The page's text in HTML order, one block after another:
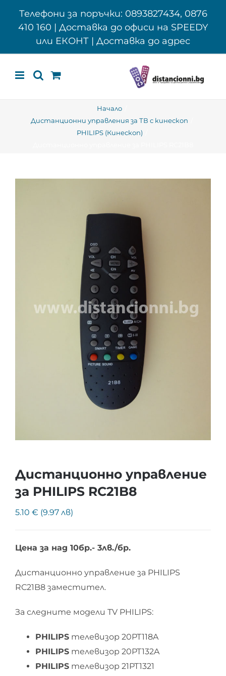
Телефони за поръчки: 0893827434, 0876
410 160 | Доставка до офиси на SPEEDY
или ЕКОНТ | Доставка до адрес
Начало
Дистанционни управления за ТВ с кинескоп
PHILIPS (Кинескоп)
Дистанционно управление
за PHILIPS RC21B8
5.10 € (9.97 лв)
Цена за над 10бр.- 3лв./бр.
Дистанционно управление за PHILIPS
RC21B8 заместител.
За следните модели TV PHILIPS:
PHILIPS телевизор 20PT118A
PHILIPS телевизор 20PT132A
PHILIPS телевизор 21PT1321